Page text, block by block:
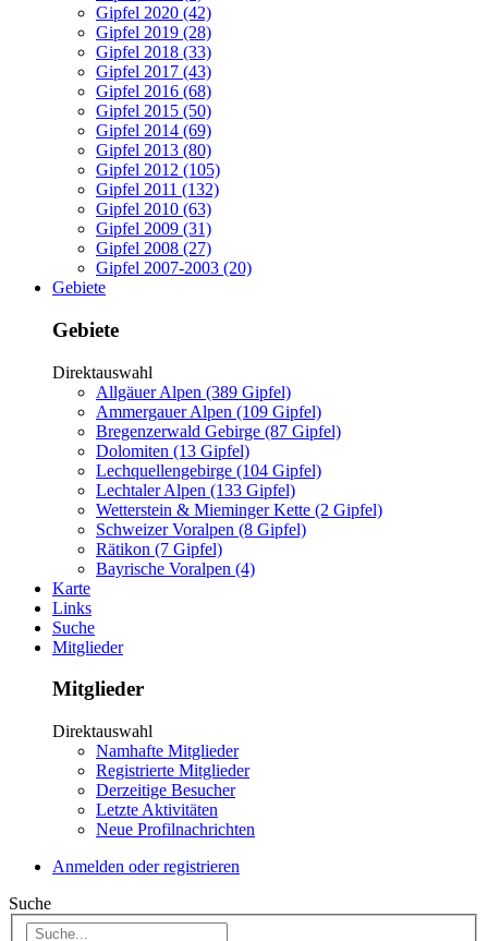
Gipfel 2020 (42)
Gipfel 2019 (28)
Gipfel 2018 (33)
Gipfel 2017 (43)
Gipfel 2016 (68)
Gipfel 2015 (50)
Gipfel 2014 (69)
Gipfel 2013 (80)
Gipfel 2012 (105)
Gipfel 2011 (132)
Gipfel 2010 (63)
Gipfel 2009 (31)
Gipfel 2008 (27)
Gipfel 2007-2003 (20)
Gebiete
Gebiete
Direktauswahl
Allgäuer Alpen (389 Gipfel)
Ammergauer Alpen (109 Gipfel)
Bregenzerwald Gebirge (87 Gipfel)
Dolomiten (13 Gipfel)
Lechquellengebirge (104 Gipfel)
Lechtaler Alpen (133 Gipfel)
Wetterstein & Mieminger Kette (2 Gipfel)
Schweizer Voralpen (8 Gipfel)
Rätikon (7 Gipfel)
Bayrische Voralpen (4)
Karte
Links
Suche
Mitglieder
Mitglieder
Direktauswahl
Namhafte Mitglieder
Registrierte Mitglieder
Derzeitige Besucher
Letzte Aktivitäten
Neue Profilnachrichten
Anmelden oder registrieren
Suche